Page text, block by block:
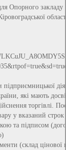
Опорного
підприємницької
які мають
торгівлі.
у вказаний
та підписом
(склад цінової